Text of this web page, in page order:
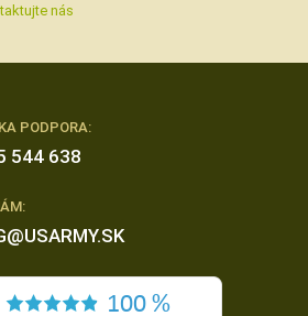
nás
PODPORA:
544 638